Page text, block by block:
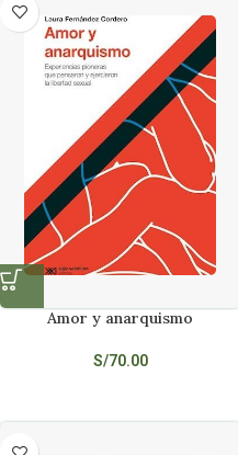
Amor y anarquismo
S/70.00